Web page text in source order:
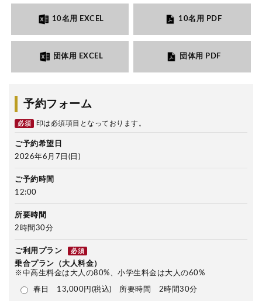
10名用 EXCEL 10名用 PDF
団体用 EXCEL 団体用 PDF
予約フォーム
必須 印は必須項目となっております。
ご予約希望日
2026年6月7日(日)
ご予約時間
12:00
所要時間
2時間30分
ご利用プラン 必須
乗合プラン（大人料金）
※中高生料金は大人の80%、小学生料金は大人の60%
春日 13,000円(税込) 所要時間 2時間30分